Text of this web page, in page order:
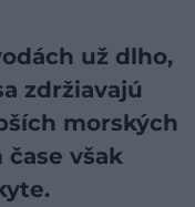
už dlho,
zdržiavajú
morských
však